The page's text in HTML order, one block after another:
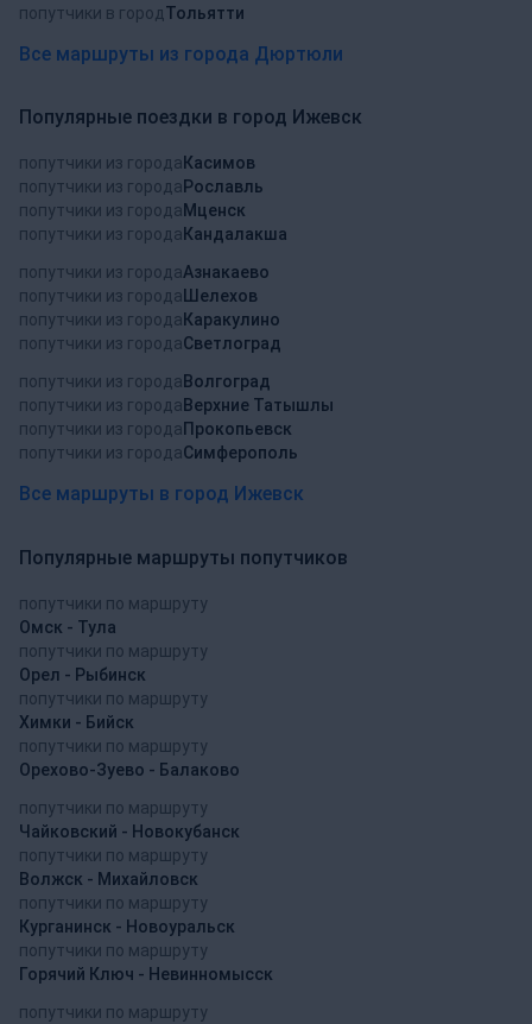
попутчики в городТольятти
Все маршруты из города Дюртюли
Популярные поездки в город Ижевск
попутчики из города Касимов
попутчики из города Рославль
попутчики из города Мценск
попутчики из города Кандалакша
попутчики из городаАзнакаево
попутчики из города Шелехов
попутчики из города Каракулино
попутчики из городаСветлоград
попутчики из города Волгоград
попутчики из города Верхние Татышлы
попутчики из города Прокопьевск
попутчики из городаСимферополь
Все маршруты в город Ижевск
Популярные маршруты попутчиков
попутчики по маршруту
Омск - Тула
попутчики по маршруту
Орел - Рыбинск
попутчики по маршруту
Химки - Бийск
попутчики по маршруту
Орехово-Зуево - Балаково
попутчики по маршруту
Чайковский - Новокубанск
попутчики по маршруту
Волжск - Михайловск
попутчики по маршруту
Курганинск - Новоуральск
попутчики по маршруту
Горячий Ключ - Невинномысск
попутчики по маршруту